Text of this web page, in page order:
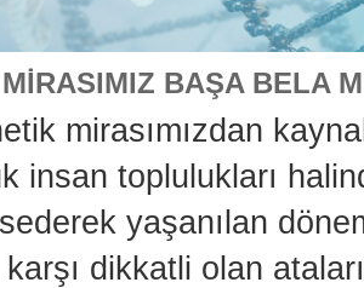
BAŞA BELA
mirasımızdan
insan toplulukları
yaşanılan
dikkatli olan